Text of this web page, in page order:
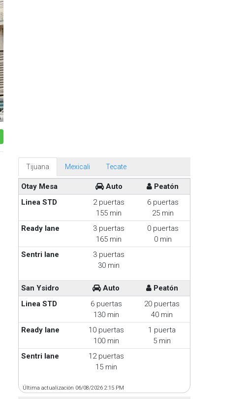
Tijuana Mexicali Tecate
Otay Mesa Auto
Peatón
Linea STD
2 puertas
155 min
6 puertas
25 min
Ready lane
3 puertas
165 min
0 puertas
0 min
Sentri lane
3 puertas
30 min
San Ysidro Auto
Peatón
Linea STD
6 puertas
130 min
20 puertas
40 min
Ready lane
10 puertas
100 min
1 puerta
5 min
Sentri lane
12 puertas
15 min
Última actualización 06/08/2026 2:15 PM